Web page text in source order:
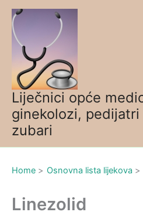
Skip
content
Liječnici opće
ginekolozi, pedijatri
zubari
Home Osnovna lista lijekova
Linezolid